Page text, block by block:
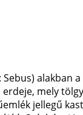
alakban
mely
jellegű